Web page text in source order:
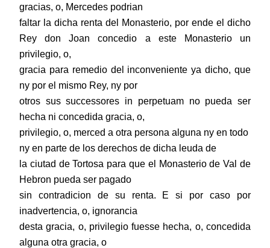
gracias, o, Mercedes podrian
faltar la dicha renta del Monasterio, por ende el dicho
Rey don Joan concedio a este Monasterio un
privilegio, o,
gracia para remedio del inconveniente ya dicho, que
ny por el mismo Rey, ny por
otros sus successores in perpetuam no pueda ser
hecha ni concedida gracia, o,
privilegio, o, merced a otra persona alguna ny en todo
ny en parte de los derechos de dicha leuda de
la ciutad de Tortosa para que el Monasterio de Val de
Hebron pueda ser pagado
sin contradicion de su renta. E si por caso por
inadvertencia, o, ignorancia
desta gracia, o, privilegio fuesse hecha, o, concedida
alguna otra gracia, o